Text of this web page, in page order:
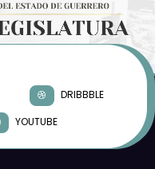
DRIBBBLE
YOUTUBE